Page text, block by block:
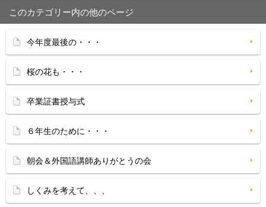
このカテゴリー内の他のページ
今年度最後の・・・
桜の花も・・・
卒業証書授与式
６年生のために・・・
朝会＆外国語講師ありがとうの会
しくみを考えて、、、